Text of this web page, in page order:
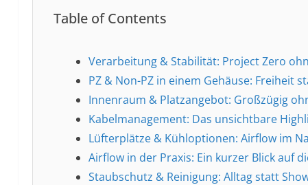
Table of Contents
Verarbeitung & Stabilität: Project Zero
PZ & Non-PZ in einem Gehäuse: Freiheit
Innenraum & Platzangebot: Großzügig
Kabelmanagement: Das unsichtbare
Lüfterplätze & Kühloptionen: Airflow im
Airflow in der Praxis: Ein kurzer Blick auf
Staubschutz & Reinigung: Alltag statt